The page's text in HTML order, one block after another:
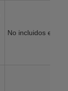
No incluidos en la